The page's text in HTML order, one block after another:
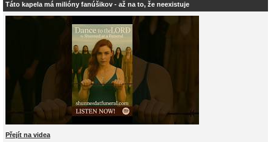
Táto kapela má milióny fanúšikov - až na to, že neexistuje
Přejít na videa